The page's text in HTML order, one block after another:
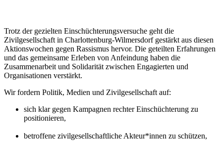
Trotz der gezielten Einschüchterungsversuche geht die
Zivilgesellschaft in Charlottenburg-Wilmersdorf gestärkt aus diesen
Aktionswochen gegen Rassismus hervor. Die geteilten Erfahrungen
und das gemeinsame Erleben von Anfeindung haben die
Zusammenarbeit und Solidarität zwischen Engagierten und
Organisationen verstärkt.
Wir fordern Politik, Medien und Zivilgesellschaft auf:
sich klar gegen Kampagnen rechter Einschüchterung zu
positionieren,
betroffene zivilgesellschaftliche Akteur*innen zu schützen,